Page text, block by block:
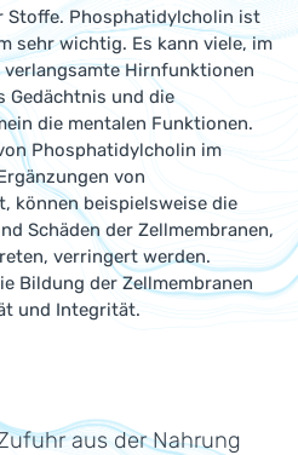
Phosphatidylcholin ist
sehr wichtig. Es kann viele, im
Hirnfunktionen
Gedächtnis und die
die mentalen Funktionen.
Phosphatidylcholin im
von
können beispielsweise die
Schäden der Zellmembranen,
verringert werden.
Bildung der Zellmembranen
und Integrität.
aus der Nahrung